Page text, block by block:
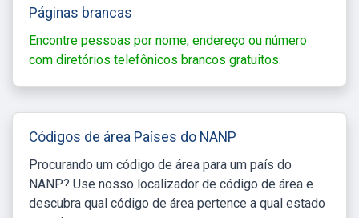
Páginas brancas
Encontre pessoas por nome, endereço ou número
com diretórios telefônicos brancos gratuitos.
Códigos de área Países do NANP
Procurando um código de área para um país do
NANP? Use nosso localizador de código de área e
descubra qual código de área pertence a qual estado